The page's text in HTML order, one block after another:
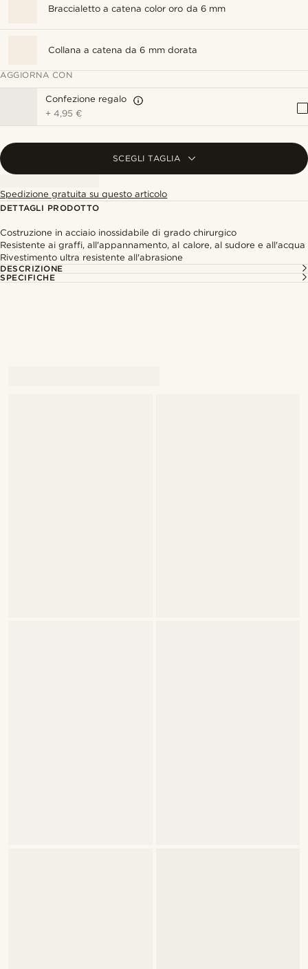
Braccialetto a catena color oro da 6 mm
Collana a catena da 6 mm dorata
AGGIORNA CON
Confezione regalo
+4,95 €
SCEGLI TAGLIA
Spedizione gratuita su questo articolo
DETTAGLI PRODOTTO
Costruzione in acciaio inossidabile di grado chirurgico
Resistente ai graffi, all'appannamento, al calore, al sudore e all'acqua
Rivestimento ultra resistente all'abrasione
DESCRIZIONE
SPECIFICHE